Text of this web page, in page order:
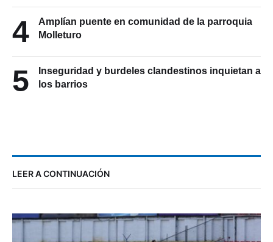
4
Amplían puente en comunidad de la parroquia
Molleturo
5
Inseguridad y burdeles clandestinos inquietan a
los barrios
LEER A CONTINUACIÓN